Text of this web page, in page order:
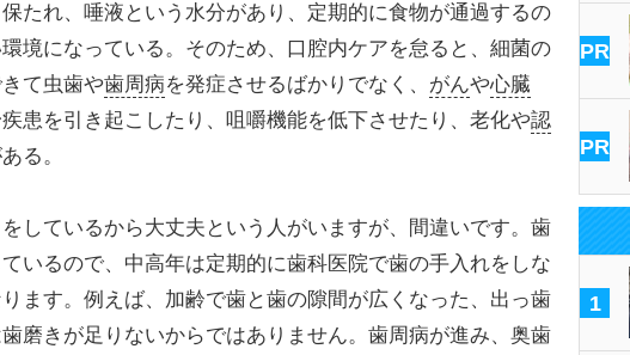
たれ、唾液という水分があり、定期的に食物が通過するの
境になっている。そのため、口腔内ケアを怠ると、細菌の
て虫歯や歯周病を発症させるばかりでなく、 がんや心臓
患を引き起こしたり、咀嚼機能を低下させたり、老化や認
る。
をしているから大丈夫という人がいますが、間違いです。歯
いるので、中高年は定期的に歯科医院で歯の手入れをしな
ます。例えば、加齢で歯と歯の隙間が広くなった、出っ歯
磨きが足りないからではありません。歯周病が進み、奥歯
PR
PR
1